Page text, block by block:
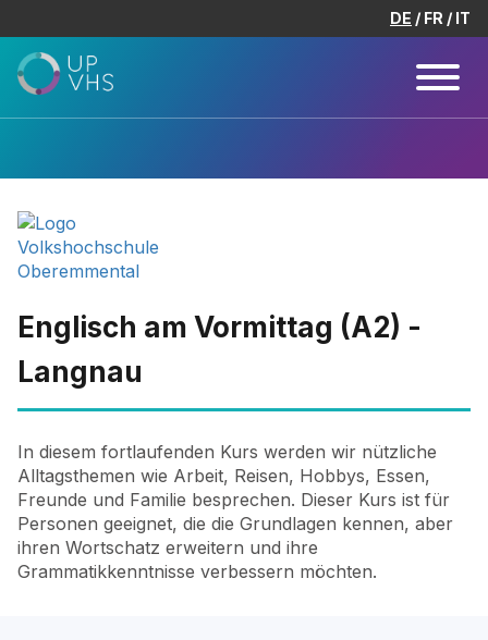
DE FR IT
Englisch am Vormittag (A2) -
Langnau
In diesem fortlaufenden Kurs werden wir nützliche
Alltagsthemen wie Arbeit, Reisen, Hobbys, Essen,
Freunde und Familie besprechen. Dieser Kurs ist für
Personen geeignet, die die Grundlagen kennen, aber
ihren Wortschatz erweitern und ihre
Grammatikkenntnisse verbessern möchten.